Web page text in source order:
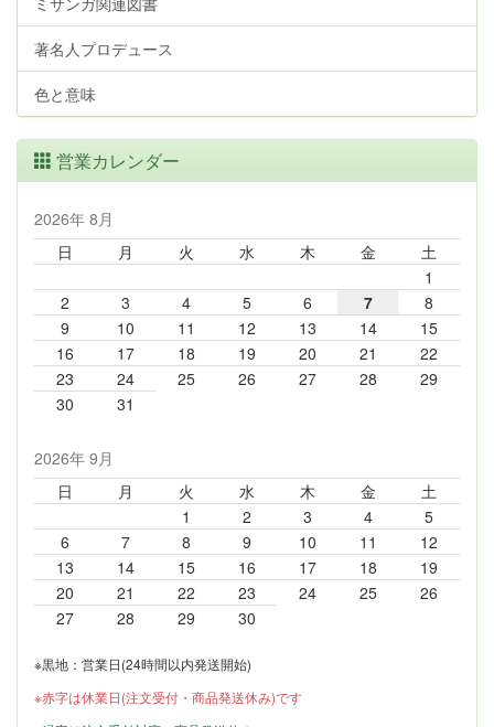
著名人プロデュース
色と意味
営業カレンダー
2026年 8月
日
月 火 水 木 金
土
1
2
3 4 5 6 7
8
9
10 11 12 13 14
15
16
17 18 19 20 21
22
23
24 25 26 27 28
29
30
31
2026年 9月
日
月 火 水 木 金
土
1
2 3 4
5
6
7 8 9 10 11
12
13
14 15 16 17 18
19
20
21 22 23 24 25
26
27
28 29 30
※黒地：営業日(24時間以内発送開始)
※赤字は休業日(注文受付・商品発送休み)です